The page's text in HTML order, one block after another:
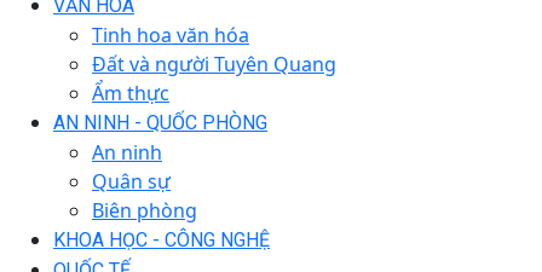
VĂN HÓA
Tinh hoa văn hóa
Đất và người Tuyên Quang
Ẩm thực
AN NINH - QUỐC PHÒNG
An ninh
Quân sự
Biên phòng
KHOA HỌC - CÔNG NGHỆ